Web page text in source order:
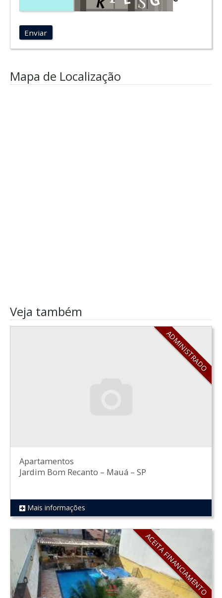
Enviar
Mapa de Localização
Veja também
ADMINISTRADO
REF 339
Apartamentos
Jardim Bom Recanto – Mauá – SP
Mais informações
ACEITA FINANCIAMENTO